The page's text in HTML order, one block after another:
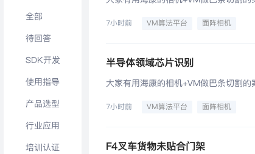
全部
待回答
SDK开发
使用指导
产品选型
行业应用
培训认证
7小时前 VM算法平台 面阵相机
半导体领域芯片识别
大家有用海康的相机+VM做巴条切割
7小时前 VM算法平台 面阵相机
F4叉车货物未贴合门架